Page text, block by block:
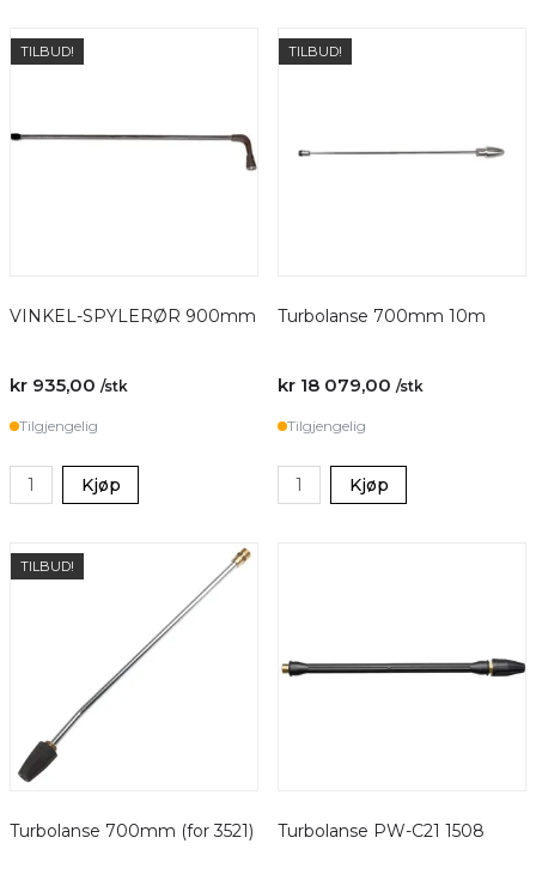
TILBUD!
VINKEL-SPYLERØR 900mm
kr 935,00 /stk
Tilgjengelig
Kjøp
TILBUD!
Turbolanse 700mm 10m
kr 18 079,00 /stk
Tilgjengelig
Kjøp
TILBUD!
Turbolanse 700mm (for 3521) Turbolanse PW-C21 1508